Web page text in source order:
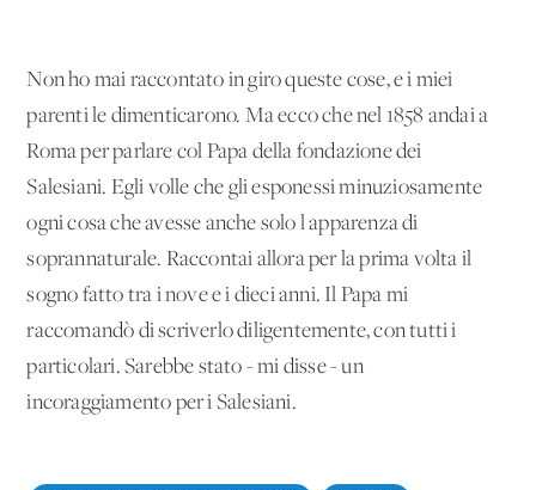
Non ho mai raccontato in giro queste cose, e i miei
parenti le dimenticarono. Ma ecco che nel 1858 andai a
Roma per parlare col Papa della fondazione dei
Salesiani. Egli volle che gli esponessi minuziosamente
ogni cosa che avesse anche solo l'apparenza di
soprannaturale. Raccontai allora per la prima volta il
sogno fatto tra i nove e i dieci anni. Il Papa mi
raccomandò di scriverlo diligentemente, con tutti i
particolari. Sarebbe stato - mi disse - un
incoraggiamento per i Salesiani.